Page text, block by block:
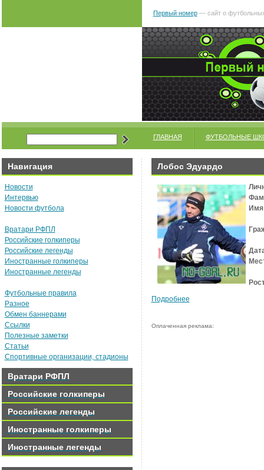
Первый номер— сайт о
ГЛАВНАЯ ФУТБОЛЬНЫЕ
Навигация
Новости
Интервью
Новости футбола
Вратари РФПЛ
Российские голкиперы
Российские легенды
Иностранные голкиперы
Иностранные легенды
Футбольные правила
Разное
Обмен баннерами
Ссылки
Полезные заметки
Статьи
Спортивные организации, стадионы
Вратари РФПЛ
Российские голкиперы
Российские легенды
Иностранные голкиперы
Иностранные легенды
Лобос Эдуардо
Подробнее
Оплаченная реклама: